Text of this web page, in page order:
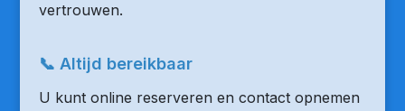
vertrouwen.
📞 Altijd bereikbaar
U kunt online reserveren en contact opnemen